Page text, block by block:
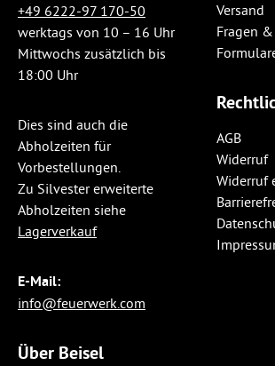
+49 6222-97 170-50
werktags von 10 – 16 Uhr
Mittwochs zusätzlich bis
18:00 Uhr
Dies sind auch die
Abholzeiten für
Vorbestellungen.
Zu Silvester erweiterte
Abholzeiten siehe
Lagerverkauf
E-Mail:
info@feuerwerk.com
Versand
Fragen
AGB
Widerruf
Widerruf
Über Beisel